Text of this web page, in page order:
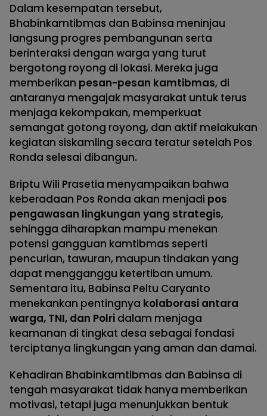
Dalam kesempatan tersebut,
Bhabinkamtibmas dan Babinsa meninjau
langsung progres pembangunan serta
berinteraksi dengan warga yang turut
bergotong royong di lokasi. Mereka juga
memberikan pesan-pesan kamtibmas, di
antaranya mengajak masyarakat untuk terus
menjaga kekompakan, memperkuat
semangat gotong royong, dan aktif melakukan
kegiatan siskamling secara teratur setelah Pos
Ronda selesai dibangun.
Briptu Wili Prasetia menyampaikan bahwa
keberadaan Pos Ronda akan menjadi pos
pengawasan lingkungan yang strategis,
sehingga diharapkan mampu menekan
potensi gangguan kamtibmas seperti
pencurian, tawuran, maupun tindakan yang
dapat mengganggu ketertiban umum.
Sementara itu, Babinsa Peltu Caryanto
menekankan pentingnya kolaborasi antara
warga, TNI, dan Polri dalam menjaga
keamanan di tingkat desa sebagai fondasi
terciptanya lingkungan yang aman dan damai.
Kehadiran Bhabinkamtibmas dan Babinsa di
tengah masyarakat tidak hanya memberikan
motivasi, tetapi juga menunjukkan bentuk